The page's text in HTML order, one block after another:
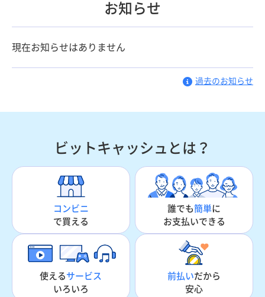
お知らせ
現在お知らせはありません
過去のお知らせ
ビットキャッシュとは？
コンビニ
で買える
誰でも簡単に
お支払いできる
使える サービス
いろいろ
前払いだから
安心